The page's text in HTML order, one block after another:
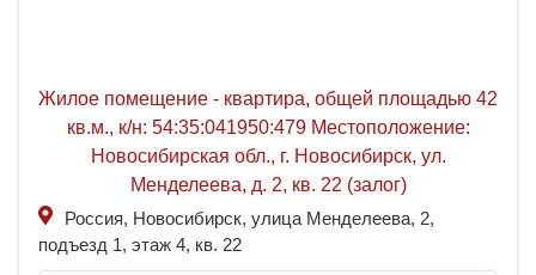
Жилое помещение - квартира, общей площадью 42
кв.м., к/н: 54:35:041950:479 Местоположение:
Новосибирская обл., г. Новосибирск, ул.
Менделеева, д. 2, кв. 22 (залог)
Россия, Новосибирск, улица Менделеева, 2,
подъезд 1, этаж 4, кв. 22